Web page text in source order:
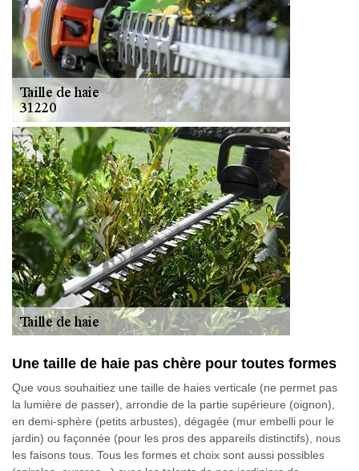
Une taille de haie pas chère pour toutes formes
Que vous souhaitiez une taille de haies verticale (ne permet pas
la lumière de passer), arrondie de la partie supérieure (oignon),
en demi-sphère (petits arbustes), dégagée (mur embelli pour le
jardin) ou façonnée (pour les pros des appareils distinctifs), nous
les faisons tous. Tous les formes et choix sont aussi possibles